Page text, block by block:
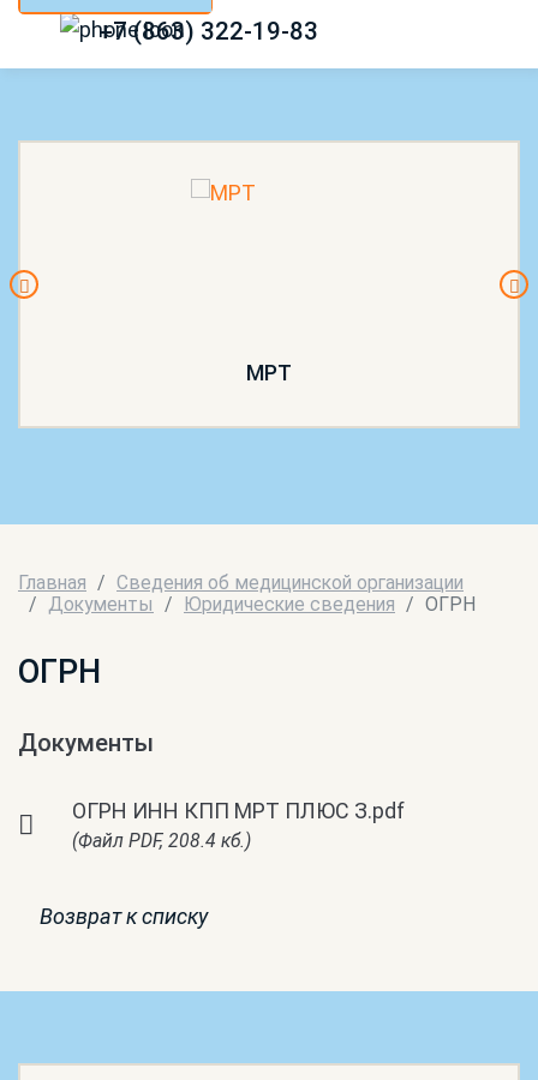
+7 (863) 322-19-83
МРТ
Главная
Сведения об медицинской организации
Документы
Юридические сведения ОГРН
ОГРН
Документы
ОГРН ИНН КПП МРТ ПЛЮС З.pdf
(Файл PDF, 208.4 кб.)
Возврат к списку